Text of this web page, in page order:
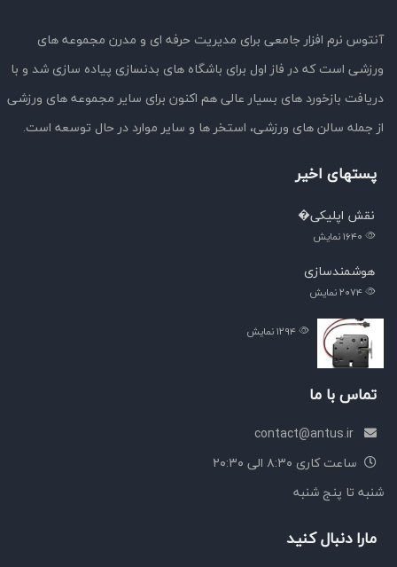
آنتوس نرم افزار جامعی برای مدیریت حرفه ای و مدرن مجموعه های
ورزشی است که در فاز اول برای باشگاه های بدنسازی پیاده سازی شد و با
دریافت بازخورد های بسیار عالی هم اکنون برای سایر مجموعه های ورزشی
از جمله سالن های ورزشی، استخر ها و سایر موارد در حال توسعه است.
پستهای اخیر
نقش اپلیکی�
نمایش
هوشمندسازی
نمایش
نمایش
تماس با ما
ساعت کاری ۸:۳۰ الی ۲۰:۳۰
شنبه تا پنج شنبه
مارا دنبال کنید